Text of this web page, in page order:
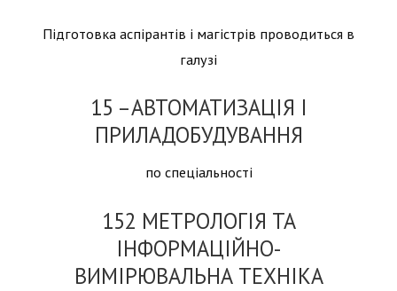
Підготовка аспірантів і магістрів проводиться в
галузі
15 –АВТОМАТИЗАЦІЯ І
ПРИЛАДОБУДУВАННЯ
по спеціальності
152 МЕТРОЛОГІЯ ТА
ІНФОРМАЦІЙНО-
ВИМІРЮВАЛЬНА ТЕХНІКА